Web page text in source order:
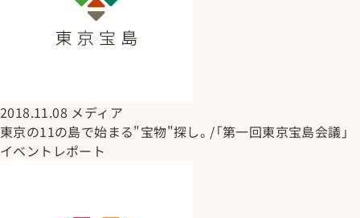
2018.11.08 メディア
東京の11の島で始まる"宝物"探し。/「第一回東京宝島会議」
イベントレポート